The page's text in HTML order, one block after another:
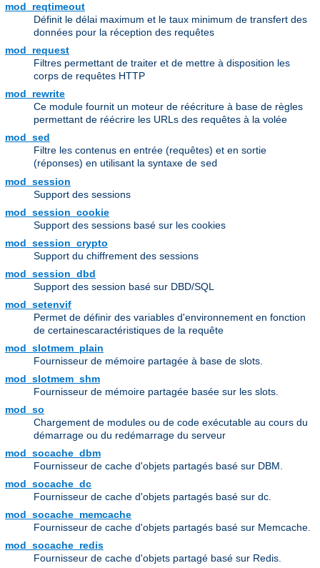
mod_reqtimeout
Définit le délai maximum et le taux minimum de transfert des
données pour la réception des requêtes
mod_request
Filtres permettant de traiter et de mettre à disposition les
corps de requêtes HTTP
mod_rewrite
Ce module fournit un moteur de réécriture à base de règles
permettant de réécrire les URLs des requêtes à la volée
mod_sed
Filtre les contenus en entrée (requêtes) et en sortie
(réponses) en utilisant la syntaxe de sed
mod_session
Support des sessions
mod_session_cookie
Support des sessions basé sur les cookies
mod_session_crypto
Support du chiffrement des sessions
mod_session_dbd
Support des session basé sur DBD/SQL
mod_setenvif
Permet de définir des variables d'environnement en fonction
de certainescaractéristiques de la requête
mod_slotmem_plain
Fournisseur de mémoire partagée à base de slots.
mod_slotmem_shm
Fournisseur de mémoire partagée basée sur les slots.
mod_so
Chargement de modules ou de code exécutable au cours du
démarrage ou du redémarrage du serveur
mod_socache_dbm
Fournisseur de cache d'objets partagés basé sur DBM.
mod_socache_dc
Fournisseur de cache d'objets partagés basé sur dc.
mod_socache_memcache
Fournisseur de cache d'objets partagés basé sur Memcache.
mod_socache_redis
Fournisseur de cache d'objets partagé basé sur Redis.